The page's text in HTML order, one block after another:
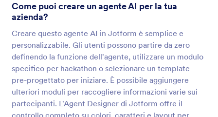
Come puoi creare un agente AI per la tua
azienda?
Creare questo agente AI in Jotform è semplice e
personalizzabile. Gli utenti possono partire da zero
definendo la funzione dell'agente, utilizzare un modulo
specifico per hackathon o selezionare un template
pre-progettato per iniziare. È possibile aggiungere
ulteriori moduli per raccogliere informazioni varie sui
partecipanti. L'Agent Designer di Jotform offre il
controllo completo su colori, caratteri e layout per